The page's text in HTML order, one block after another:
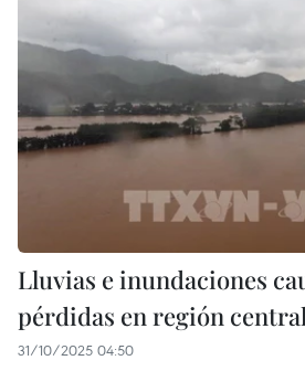
Lluvias e inundaciones
pérdidas en región
31/10/2025 04:50